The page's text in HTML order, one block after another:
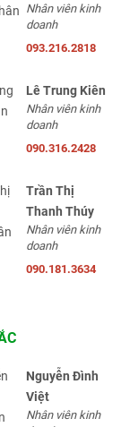
Nhân viên kinh
doanh
093.216.2818
Lê Trung Kiên
Nhân viên kinh
doanh
090.316.2428
Trần Thị
Thanh Thúy
Nhân viên kinh
doanh
090.181.3634
Nguyễn Đình
Việt
Nhân viên kinh